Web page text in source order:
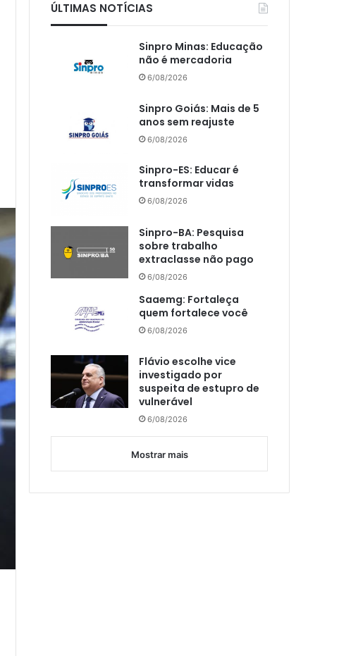
ÚLTIMAS NOTÍCIAS
Sinpro Minas: Educação
não é mercadoria
6/08/2026
Sinpro Goiás: Mais de 5
anos sem reajuste
6/08/2026
Sinpro-ES: Educar é
transformar vidas
6/08/2026
Sinpro-BA: Pesquisa
sobre trabalho
extraclasse não pago
6/08/2026
Saaemg: Fortaleça
quem fortalece você
6/08/2026
Flávio escolhe vice
investigado por
suspeita de estupro de
vulnerável
6/08/2026
Mostrar mais